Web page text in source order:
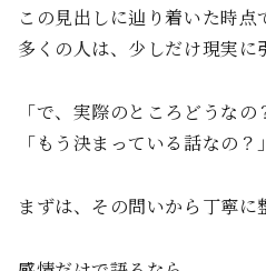
この見出しに辿り着いた時点
多くの人は、少しだけ現実に
「で、実際のところどうなの
「もう決まっている話なの？」
まずは、その問いから丁寧に